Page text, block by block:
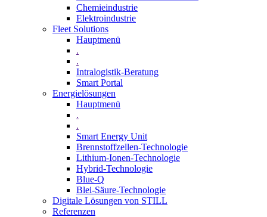
Chemieindustrie
Elektroindustrie
Fleet Solutions
Hauptmenü
.
.
Intralogistik-Beratung
Smart Portal
Energielösungen
Hauptmenü
.
.
Smart Energy Unit
Brennstoffzellen-Technologie
Lithium-Ionen-Technologie
Hybrid-Technologie
Blue-Q
Blei-Säure-Technologie
Digitale Lösungen von STILL
Referenzen